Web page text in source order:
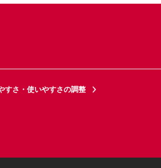
すさ・使いやすさの調整